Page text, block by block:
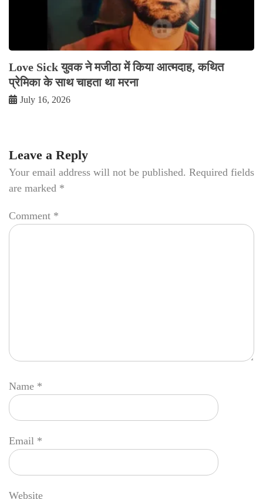
Love Sick युवक ने मजीठा में किया आत्मदाह, कथित
प्रेमिका के साथ चाहता था मरना
July 16, 2026
Leave a Reply
Your email address will not be published. Required fields
are marked *
Comment *
Name *
Email *
Website